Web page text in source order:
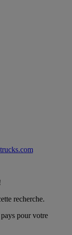
recherche.
pour votre